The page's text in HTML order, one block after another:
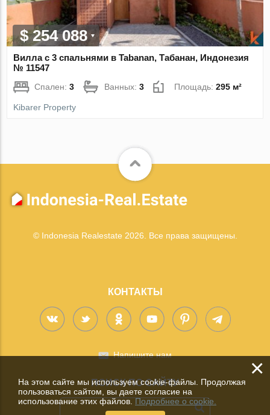
$ 254 088
Вилла с 3 спальнями в Tabanan, Табанан, Индонезия
№ 11547
Спален:3 Ванных:3 Площадь:295 м²
Kibarer Property
© Indonesia Realestate 2026. Все права защищены.
КОНТАКТЫ
Напишите нам
ПОИСК ПО САЙТУ
×
На этом сайте мы используем cookie-файлы. Продолжая
пользоваться сайтом, вы даете согласие на
использование этих файлов.Подробнее о cookie.